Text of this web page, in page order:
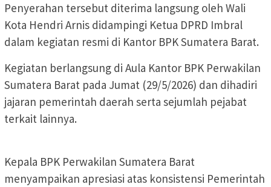
Penyerahan tersebut diterima langsung oleh Wali
Kota Hendri Arnis didampingi Ketua DPRD Imbral
dalam kegiatan resmi di Kantor BPK Sumatera Barat.
Kegiatan berlangsung di Aula Kantor BPK Perwakilan
Sumatera Barat pada Jumat (29/5/2026) dan dihadiri
jajaran pemerintah daerah serta sejumlah pejabat
terkait lainnya.
Kepala BPK Perwakilan Sumatera Barat
menyampaikan apresiasi atas konsistensi Pemerintah